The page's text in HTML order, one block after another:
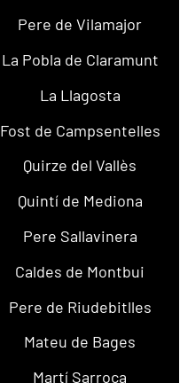
Pere de Vilamajor
La Pobla de Claramunt
La Llagosta
Fost de Campsentelles
Quirze del Vallès
Quintí de Mediona
Pere Sallavinera
Caldes de Montbui
Pere de Riudebitlles
Mateu de Bages
Martí Sarroca